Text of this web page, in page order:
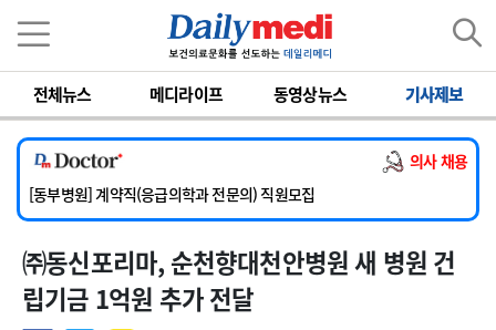
전체뉴스 메디라이프 동영상뉴스 기사제보
의사 채용
[서울아산병원] 2026년 하반기 인턴 모집
[영남대학교의료원] 마취통증의학과 임기제 임상의사 채용
[충남대학교병원] 소아청소년과(소아응급전담) 계약직 의사 공개채용
[동부병원] 계약직(응급의학과 전문의) 직원모집
[이대목동병원] 하반기 전공의(레지던트1년차) 모집
[서울아산병원] 2026년 하반기 인턴 모집
[영남대학교의료원] 마취통증의학과 임기제 임상의사 채용
㈜동신포리마, 순천향대천안병원 새 병원 건
립기금 1억원 추가 전달